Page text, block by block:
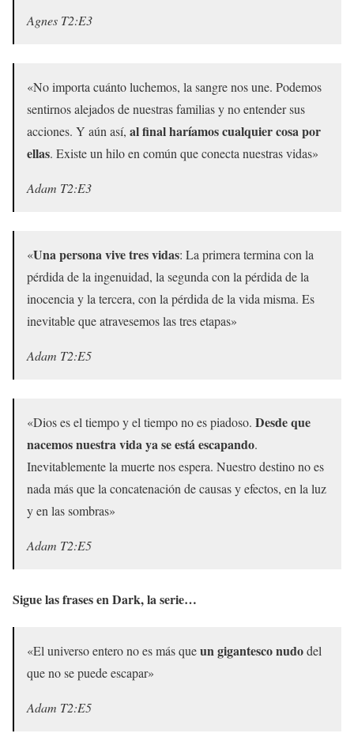
Agnes T2:E3
«No importa cuánto luchemos, la sangre nos une. Podemos
sentirnos alejados de nuestras familias y no entender sus
acciones. Y aún así, al final haríamos cualquier cosa por
ellas. Existe un hilo en común que conecta nuestras vidas»
Adam T2:E3
«Una persona vive tres vidas: La primera termina con la
pérdida de la ingenuidad, la segunda con la pérdida de la
inocencia y la tercera, con la pérdida de la vida misma. Es
inevitable que atravesemos las tres etapas»
Adam T2:E5
«Dios es el tiempo y el tiempo no es piadoso. Desde que
nacemos nuestra vida ya se está escapando.
Inevitablemente la muerte nos espera. Nuestro destino no es
nada más que la concatenación de causas y efectos, en la luz
y en las sombras»
Adam T2:E5
Sigue las frases en Dark, la serie…
«El universo entero no es más queun gigantesco nudodel
que no se puede escapar»
Adam T2:E5